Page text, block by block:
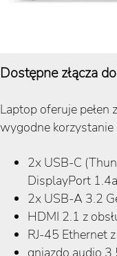
Dostępne złącza
Laptop oferuje
wygodne
2x USB-C
DisplayPort
2x USB-A 3.2
HDMI 2.1 z
RJ-45 Ethernet
gniazdo audio